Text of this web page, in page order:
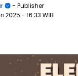
- Publisher
2025 - 16:33 WIB